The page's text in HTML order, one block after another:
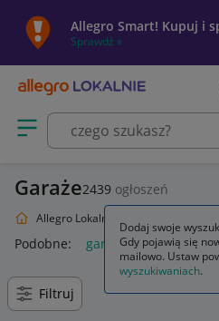
Allegro Smart! Kupuj i
Sprawdź »
Otwórz menu z kategoriami
Garaże2439 ogłoszeń
Allegro Lokalnie
Podobne: garaż blaszany
Filtruj
Dodaj swoje
Gdy pojawią się
mailowo. Ustaw
wyszukiwaniach.